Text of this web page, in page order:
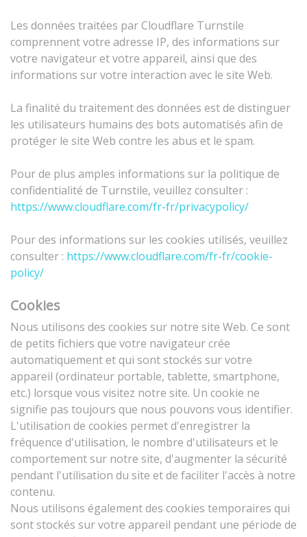
Les données traitées par Cloudflare Turnstile
comprennent votre adresse IP, des informations sur
votre navigateur et votre appareil, ainsi que des
informations sur votre interaction avec le site Web.
La finalité du traitement des données est de distinguer
les utilisateurs humains des bots automatisés afin de
protéger le site Web contre les abus et le spam.
Pour de plus amples informations sur la politique de
confidentialité de Turnstile, veuillez consulter :
https://www.cloudflare.com/fr-fr/privacypolicy/
Pour des informations sur les cookies utilisés, veuillez
consulter : https://www.cloudflare.com/fr-fr/cookie-
policy/
Cookies
Nous utilisons des cookies sur notre site Web. Ce sont
de petits fichiers que votre navigateur crée
automatiquement et qui sont stockés sur votre
appareil (ordinateur portable, tablette, smartphone,
etc.) lorsque vous visitez notre site. Un cookie ne
signifie pas toujours que nous pouvons vous identifier.
L'utilisation de cookies permet d'enregistrer la
fréquence d'utilisation, le nombre d'utilisateurs et le
comportement sur notre site, d'augmenter la sécurité
pendant l'utilisation du site et de faciliter l'accès à notre
contenu.
Nous utilisons également des cookies temporaires qui
sont stockés sur votre appareil pendant une période de